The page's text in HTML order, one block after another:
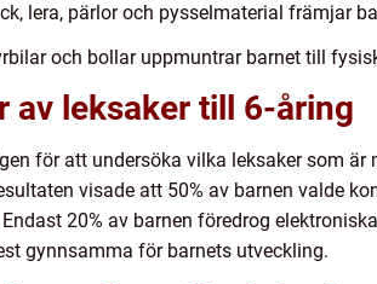
lera, pärlor och pysselmaterial främjar
och bollar uppmuntrar barnet till
av leksaker till 6-åring
för att undersöka vilka leksaker som
visade att 50% av barnen valde
20% av barnen föredrog
gynnsamma för barnets utveckling.